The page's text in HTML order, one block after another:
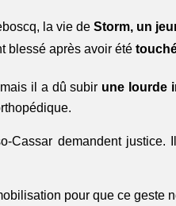
la vie de Storm, un
blessé après avoir été
il a dû subir une lourde
Cassar demandent justice.
pour que ce geste